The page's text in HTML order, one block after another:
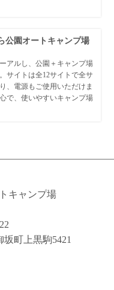
公園オートキャンプ場
アルし、公園＋キャンプ場
サイトは全12サイトで全サ
、電源もご使用いただけま
で、使いやすいキャンプ場
キャンプ場
坂町上黒駒5421